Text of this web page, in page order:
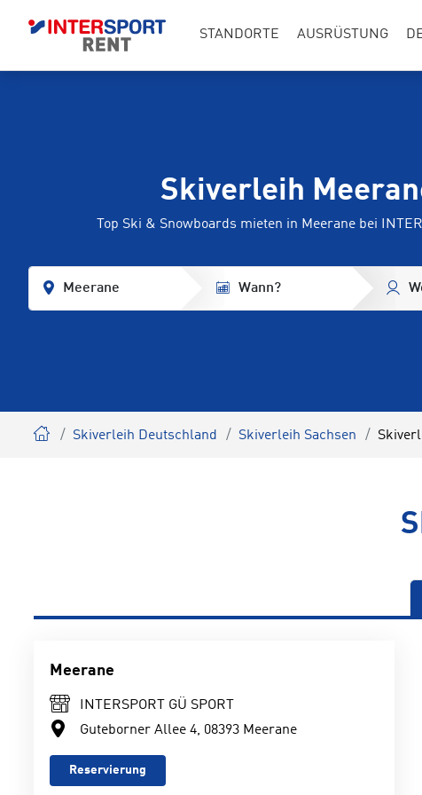
STANDORTE AUSRÜSTUNG
Skiverleih
Top Ski & Snowboards mieten in Meerane bei
Meerane Wann?
Skiverleih Deutschland Skiverleih Sachsen
Meerane
INTERSPORT GÜ SPORT
Guteborner Allee 4, 08393 Meerane
Reservierung